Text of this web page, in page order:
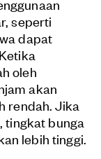
seperti
dapat
oleh
akan
rendah. Jika
tingkat bunga
lebih tinggi.